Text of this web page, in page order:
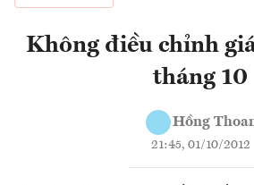
Không điều chỉnh
tháng 10
Hồng
21:45, 01/10/2012